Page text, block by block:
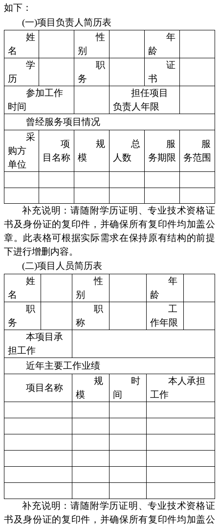
如下：
(一)项目负责人简历表
姓
名
性
别
年
龄
学
历
职
务
证
书
参加工作
时间
担任项目
负责人年限
曾经服务项目情况
采
购方
单位
项
目名称
规
模
总
人数
服
务期限
服
务范围
补充说明：请随附学历证明、专业技术资格证
书及身份证的复印件，并确保所有复印件均加盖公
章。此表格可根据实际需求在保持原有结构的前提
下进行增删内容。
(二)项目人员简历表
姓
名
性
别
年
龄
职
务
职
称
工
作年限
本项目承
担工作
近年主要工作业绩
项目名称
规
模
时
间
本人承担
工作
补充说明：请随附学历证明、专业技术资格证
书及身份证的复印件，并确保所有复印件均加盖公